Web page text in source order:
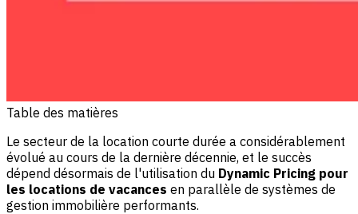
Table des matières
Le secteur de la location courte durée a considérablement
évolué au cours de la dernière décennie, et le succès
dépend désormais de l'utilisation du Dynamic Pricing pour
les locations de vacances en parallèle de systèmes de
gestion immobilière performants.